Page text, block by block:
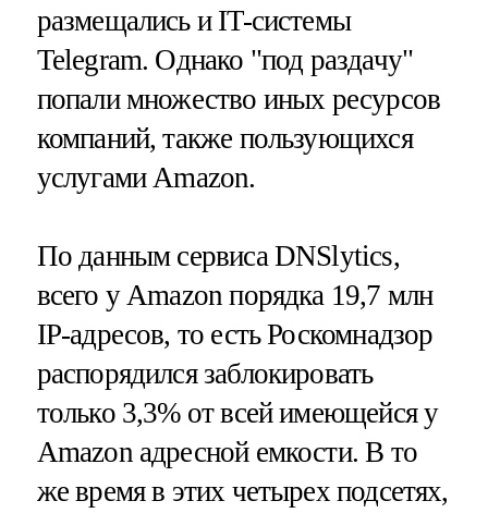
размещались и IT-системы
Telegram. Однако "под раздачу"
попали множество иных ресурсов
компаний, также пользующихся
услугами Amazon.
По данным сервиса DNSlytics,
всего у Amazon порядка 19,7 млн
IP-адресов, то есть Роскомнадзор
распорядился заблокировать
только 3,3% от всей имеющейся у
Amazon адресной емкости. В то
же время в этих четырех подсетях,